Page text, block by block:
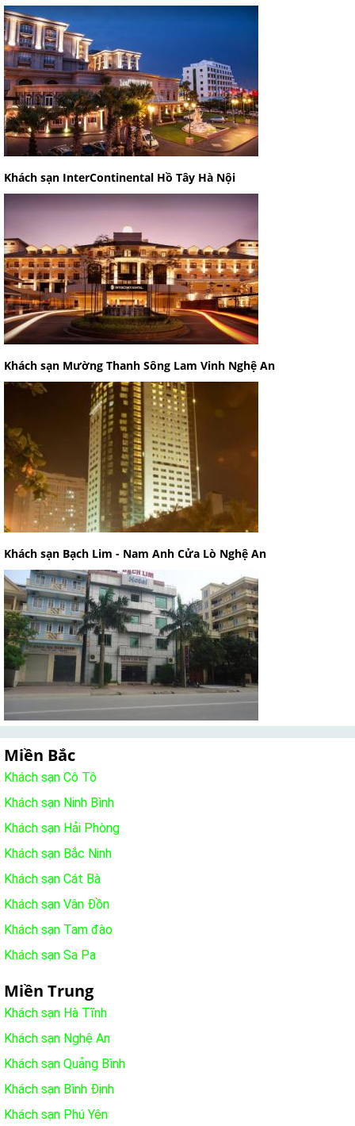
Khách sạn InterContinental Hồ Tây Hà Nội
Khách sạn Mường Thanh Sông Lam Vinh Nghệ An
Khách sạn Bạch Lim - Nam Anh Cửa Lò Nghệ An
Miền Bắc
Khách sạn Cô Tô
Khách sạn Ninh Bình
Khách sạn Hải Phòng
Khách sạn Bắc Ninh
Khách sạn Cát Bà
Khách sạn Vân Đồn
Khách sạn Tam đào
Khách sạn Sa Pa
Miền Trung
Khách sạn Hà Tĩnh
Khách sạn Nghệ An
Khách sạn Quảng Bình
Khách sạn Bình Định
Khách sạn Phú Yên